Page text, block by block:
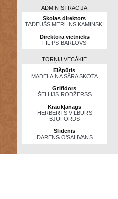
ADMINISTRĀCIJA
Skolas direktors
TADEUŠS MERLINS KAMINSKI
Direktora vietnieks
FILIPS BĀRLOVS
TORŅU VECĀKIE
Elšpūtis
MADELAINA SĀRA SKOTA
Grifidors
ŠELLIJS RODŽERSS
Kraukļanags
HERBERTS VILBURS
BJŪFORDS
Slīdenis
DARENS O’SALIVANS